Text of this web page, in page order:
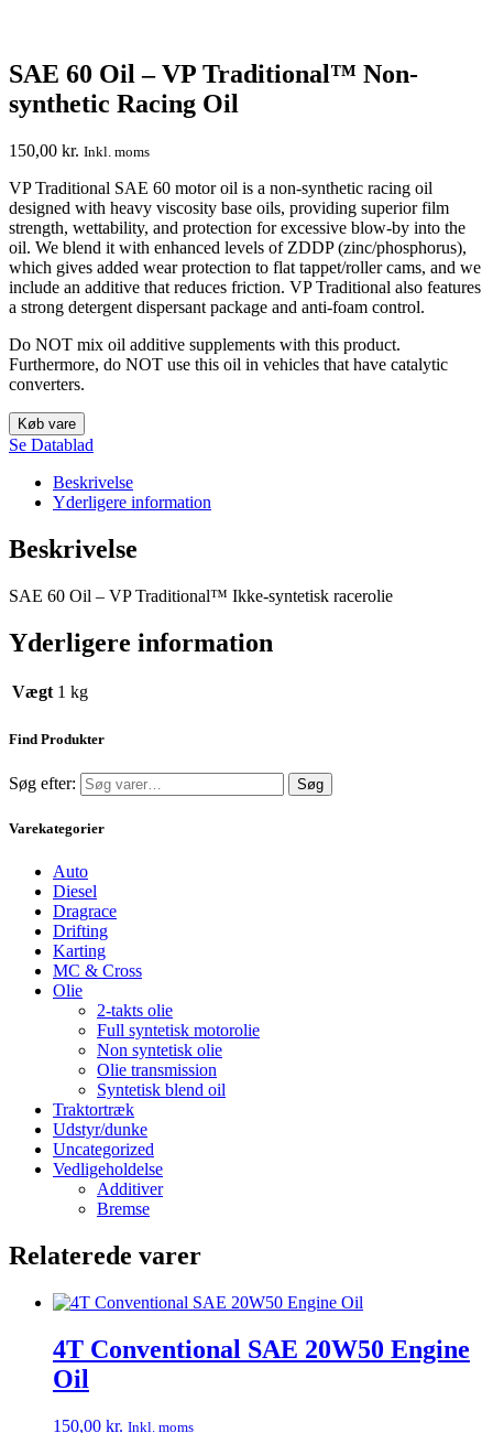
SAE 60 Oil – VP Traditional™ Non-
synthetic Racing Oil
150,00 kr. Inkl. moms
VP Traditional SAE 60 motor oil is a non-synthetic racing oil
designed with heavy viscosity base oils, providing superior film
strength, wettability, and protection for excessive blow-by into the
oil. We blend it with enhanced levels of ZDDP (zinc/phosphorus),
which gives added wear protection to flat tappet/roller cams, and we
include an additive that reduces friction. VP Traditional also features
a strong detergent dispersant package and anti-foam control.
Do NOT mix oil additive supplements with this product.
Furthermore, do NOT use this oil in vehicles that have catalytic
converters.
Køb vare
Se Datablad
Beskrivelse
Yderligere information
Beskrivelse
SAE 60 Oil – VP Traditional™ Ikke-syntetisk racerolie
Yderligere information
Vægt 1 kg
Find Produkter
Søg efter: Søg
Varekategorier
Auto
Diesel
Dragrace
Drifting
Karting
MC & Cross
Olie
2-takts olie
Full syntetisk motorolie
Non syntetisk olie
Olie transmission
Syntetisk blend oil
Traktortræk
Udstyr/dunke
Uncategorized
Vedligeholdelse
Additiver
Bremse
Relaterede varer
4T Conventional SAE 20W50 Engine
Oil
150,00 kr. Inkl. moms